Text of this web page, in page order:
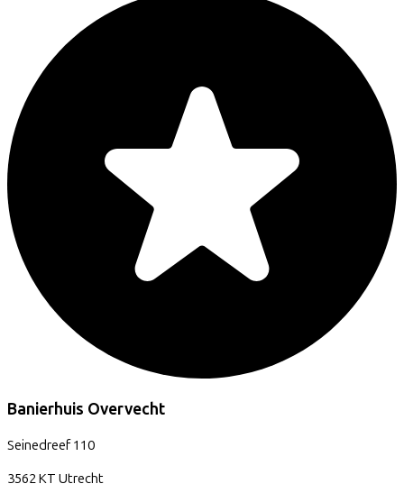
Banierhuis Overvecht
Seinedreef 110
3562 KT Utrecht